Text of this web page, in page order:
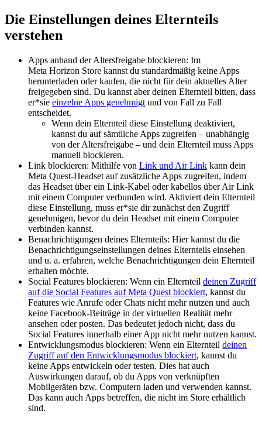
Die Einstellungen deines Elternteils
verstehen
Apps anhand der Altersfreigabe blockieren: Im
Meta Horizon Store kannst du standardmäßig keine Apps
herunterladen oder kaufen, die nicht für dein aktuelles Alter
freigegeben sind. Du kannst aber deinen Elternteil bitten, dass
er*sie einzelne Apps genehmigt und von Fall zu Fall
entscheidet.
Wenn dein Elternteil diese Einstellung deaktiviert,
kannst du auf sämtliche Apps zugreifen – unabhängig
von der Altersfreigabe – und dein Elternteil muss Apps
manuell blockieren.
Link blockieren: Mithilfe von Link und Air Link kann dein
Meta Quest-Headset auf zusätzliche Apps zugreifen, indem
das Headset über ein Link-Kabel oder kabellos über Air Link
mit einem Computer verbunden wird. Aktiviert dein Elternteil
diese Einstellung, muss er*sie dir zunächst den Zugriff
genehmigen, bevor du dein Headset mit einem Computer
verbinden kannst.
Benachrichtigungen deines Elternteils: Hier kannst du die
Benachrichtigungseinstellungen deines Elternteils einsehen
und u. a. erfahren, welche Benachrichtigungen dein Elternteil
erhalten möchte.
Social Features blockieren: Wenn ein Elternteil deinen Zugriff
auf die Social Features auf Meta Quest blockiert, kannst du
Features wie Anrufe oder Chats nicht mehr nutzen und auch
keine Facebook-Beiträge in der virtuellen Realität mehr
ansehen oder posten. Das bedeutet jedoch nicht, dass du
Social Features innerhalb einer App nicht mehr nutzen kannst.
Entwicklungsmodus blockieren: Wenn ein Elternteil deinen
Zugriff auf den Entwicklungsmodus blockiert, kannst du
keine Apps entwickeln oder testen. Dies hat auch
Auswirkungen darauf, ob du Apps von verknüpften
Mobilgeräten bzw. Computern laden und verwenden kannst.
Das kann auch Apps betreffen, die nicht im Store erhältlich
sind.